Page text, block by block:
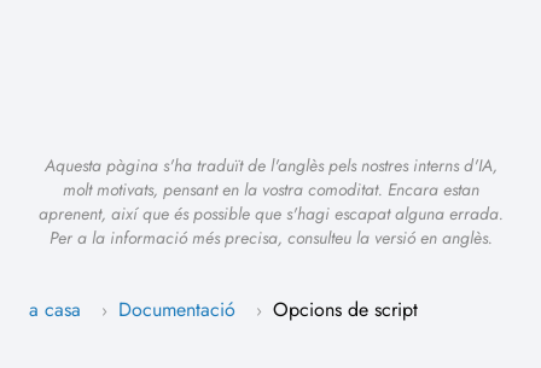
Aquesta pàgina s'ha traduït de l'anglès pels nostres interns d'IA,
molt motivats, pensant en la vostra comoditat. Encara estan
aprenent, així que és possible que s'hagi escapat alguna errada.
Per a la informació més precisa, consulteu la versió en anglès.
a casa › Documentació › Opcions de script